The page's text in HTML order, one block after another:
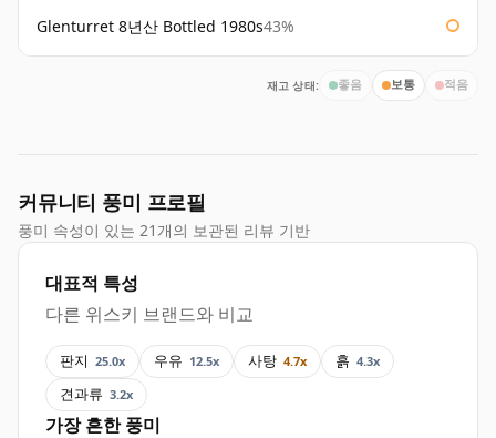
Glenturret 8년산 Bottled 1980s43%
재고 상태: 좋음 보통 적음
커뮤니티 풍미 프로필
풍미 속성이 있는 21개의 보관된 리뷰 기반
대표적 특성
다른 위스키 브랜드와 비교
판지 25.0x 우유 12.5x 사탕 4.7x 흙 4.3x
견과류 3.2x
가장 흔한 풍미